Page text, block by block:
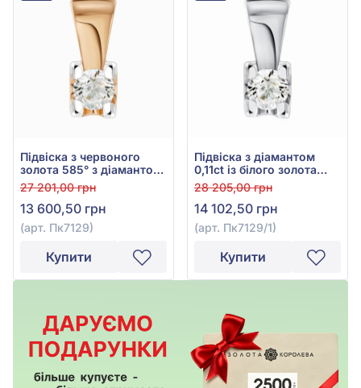
Підвіска з червоного
золота 585° з діамантом
0,11ct, арт. Пк7129
27 201,00 грн
13 600,50 грн
(арт. Пк7129)
Купити
Підвіска з діамантом
0,11ct із білого золота
585°, арт. Пк7129/1
28 205,00 грн
14 102,50 грн
(арт. Пк7129/1)
Купити